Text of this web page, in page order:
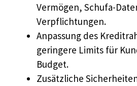
Vermögen, Schufa-
Verpflichtungen.
Anpassung des
geringere Limits für
Budget.
Zusätzliche